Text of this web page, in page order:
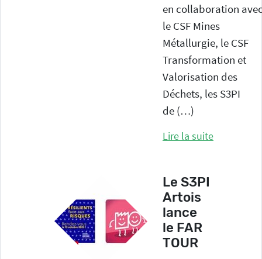
en collaboration
le CSF Mines
Métallurgie, le CSF
Transformation et
Valorisation des
Déchets, les S3PI
de (…)
Lire la suite
Le S3PI
Artois
lance
le FAR
TOUR